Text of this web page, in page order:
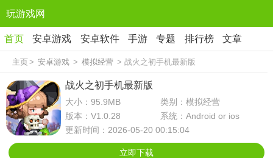
玩游戏网
首页 安卓游戏 安卓软件 手游 专题 排行榜 文章
主页> 安卓游戏 > 模拟经营 > 战火之初手机最新版
战火之初手机最新版
大小：95.9MB
类别：模拟经营
版本：V1.0.28
系统：Android or ios
更新时间：2026-05-20 00:15:04
立即下载